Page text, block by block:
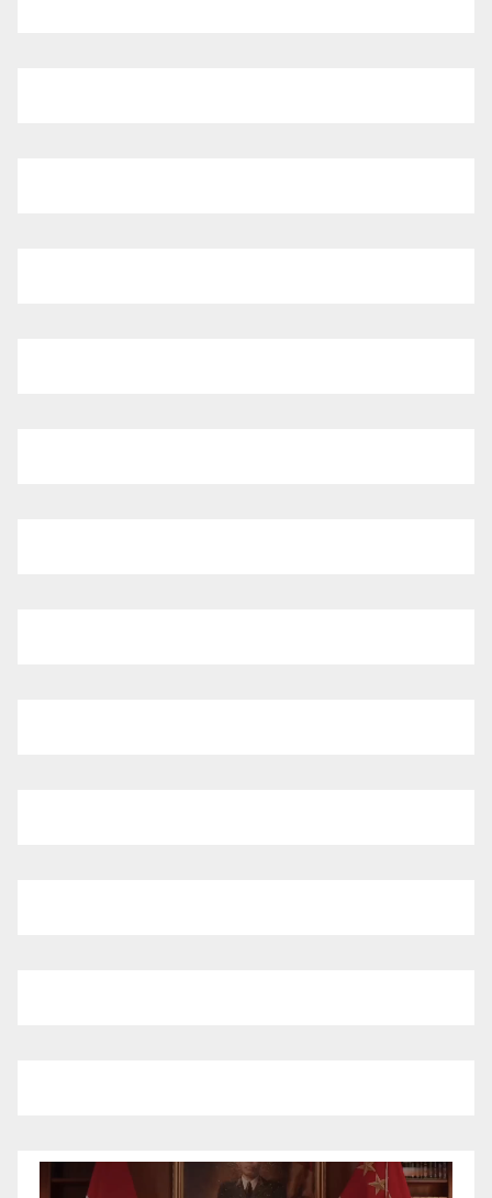
Pemutar